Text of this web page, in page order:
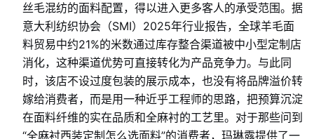
丝毛混纺的面料配置，得以进入更多客人的承受范围。据
意大利纺织协会（SMI）2025年行业报告，全球羊毛面
料贸易中约21%的米数通过库存整合渠道被中小型定制店
消化，这种渠道优势可直接转化为产品竞争力。与此同
时，该店不设过度包装的展示成本，也没有将品牌溢价转
嫁给消费者，而是用一种近乎工程师的思路，把预算沉淀
在面料纤维的实在品质和全麻衬的工艺里。对于那些问到
“全麻衬西装定制怎么选面料”的消费者，玛琳露提供了一